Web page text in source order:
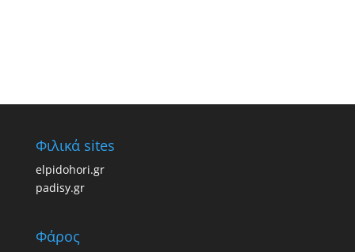
Φιλικά sites
elpidohori.gr
padisy.gr
Φάρος